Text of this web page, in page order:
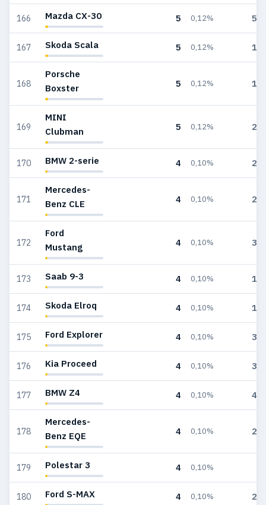
166 Mazda CX-30 5 0,12% 53
167 Skoda Scala 5 0,12% 19
168
Porsche
Boxster
5 0,12% 11
169
MINI
Clubman
5 0,12% 24
170 BMW 2-serie 4 0,10% 27
171
Mercedes-
Benz CLE
4 0,10% 20
172
Ford
Mustang
4 0,10% 36
173 Saab 9-3 4 0,10% 16
174 Skoda Elroq 4 0,10% 16
175 Ford Explorer 4 0,10% 35
176 Kia Proceed 4 0,10% 30
177 BMW Z4 4 0,10% 42
178
Mercedes-
Benz EQE
4 0,10% 26
179 Polestar 3 4 0,10%
180 Ford S-MAX 4 0,10% 20